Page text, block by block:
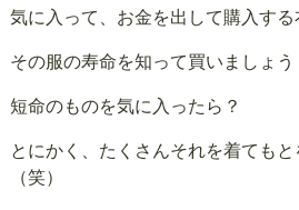
気に入って、お金を出して購入する
その服の寿命を知って買いましょう
短命のものを気に入ったら？
とにかく、たくさんそれを着てもと
（笑）